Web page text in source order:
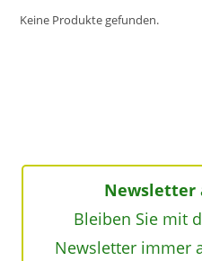
Keine Produkte gefunden.
Newsletter
Bleiben Sie mit
Newsletter immer